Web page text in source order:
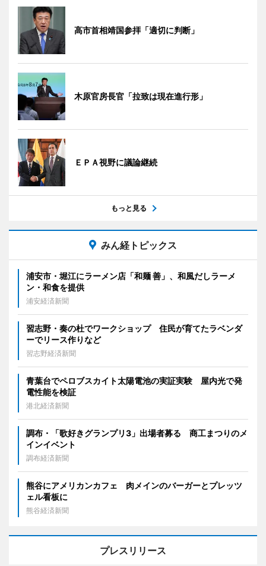
高市首相靖国参拝「適切に判断」
木原官房長官「拉致は現在進行形」
ＥＰＡ視野に議論継続
もっと見る
みん経トピックス
浦安市・堀江にラーメン店「和麺 善」、和風だしラーメ
ン・和食を提供
浦安経済新聞
習志野・奏の杜でワークショップ 住民が育てたラベンダ
ーでリース作りなど
習志野経済新聞
青葉台でペロブスカイト太陽電池の実証実験 屋内光で発
電性能を検証
港北経済新聞
調布・「歌好きグランプリ3」出場者募る 商工まつりのメ
インイベント
調布経済新聞
熊谷にアメリカンカフェ 肉メインのバーガーとプレッツ
ェル看板に
熊谷経済新聞
プレスリリース